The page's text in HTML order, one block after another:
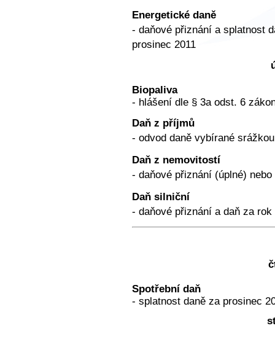
Energetické daně
- daňové přiznání a splatnost
prosinec 2011
Biopaliva
- hlášení dle § 3a odst. 6
Daň z příjmů
- odvod daně vybírané
Daň z nemovitostí
- daňové přiznání (úplné)
Daň silniční
- daňové přiznání a daň za rok
Spotřební daň
- splatnost daně za prosinec